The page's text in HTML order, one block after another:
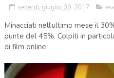
venerdì, giugno 09, 2017
Minacciati nell’ultimo mese il
punte del 45%. Colpiti in
di film online.